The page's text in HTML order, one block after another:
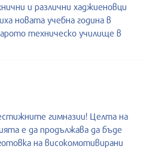
и различни хаджиеновци
новата учебна година в
техническо училище в
гимназии! Целта на
е да продължава да бъде
на високомотивирани